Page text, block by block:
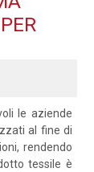
le aziende
al fine di
rendendo
tessile è